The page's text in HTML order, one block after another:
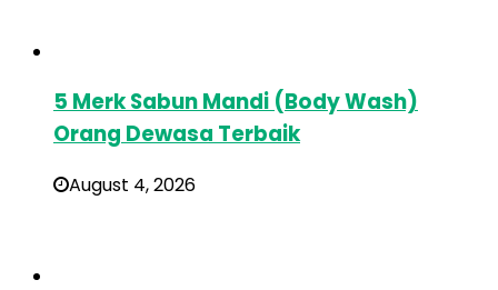
5 Merk Sabun Mandi (Body Wash)
Orang Dewasa Terbaik
August 4, 2026